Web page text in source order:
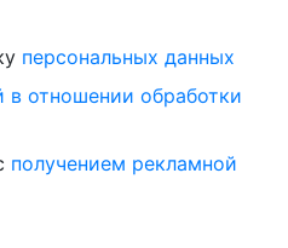
персональных данных
в отношении обработки
получением рекламной